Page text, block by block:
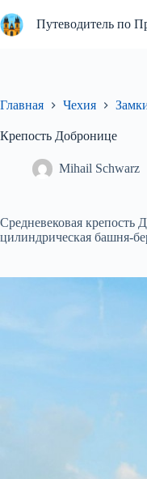
к
сути
Путеводитель по
Главная Чехия
Крепость Добронице
Mihail Schwarz
Средневековая крепость
цилиндрическая башня-